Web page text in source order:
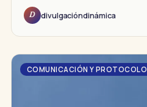
D divulgacióndinámica
COMUNICACIÓN Y PROTOCOLO